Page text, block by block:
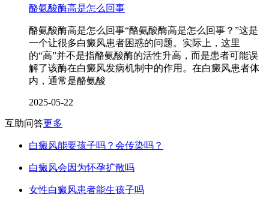
酪氨酸酶高是怎么回事
酪氨酸酶高是怎么回事“酪氨酸酶高是怎么回事？”这是
一个让很多白癜风患者困惑的问题。实际上，这里
的“高”并不是指酪氨酸酶的活性升高，而是患者可能误
解了该酶在白癜风发病机制中的作用。在白癜风患者体
内，通常是酪氨酸
2025-05-22
互助问答更多
白癜风能要孩子吗？会传染吗？
白癜风会因为怀孕扩散吗
女性白癜风患者能生孩子吗